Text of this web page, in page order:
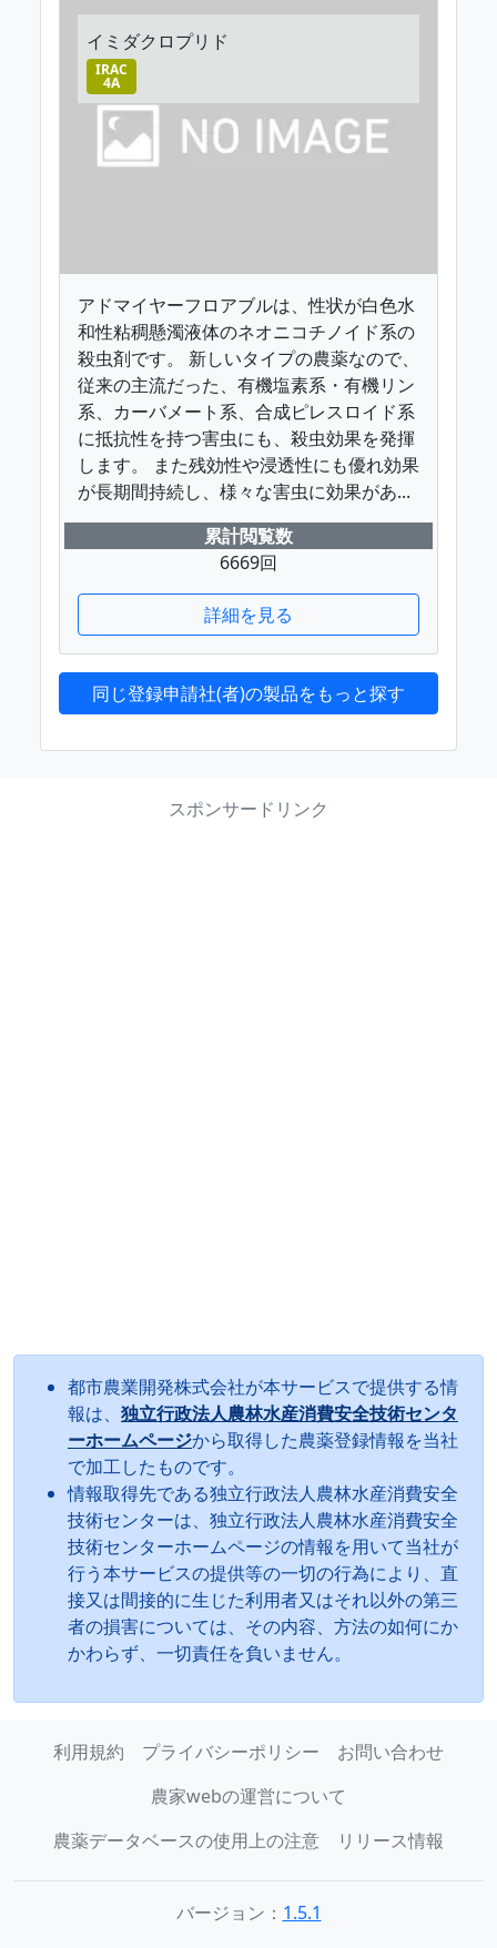
イミダクロプリド
IRAC
4A
アドマイヤーフロアブルは、性状が白色水
和性粘稠懸濁液体のネオニコチノイド系の
殺虫剤です。 新しいタイプの農薬なので、
従来の主流だった、有機塩素系・有機リン
系、カーバメート系、合成ピレスロイド系
に抵抗性を持つ害虫にも、殺虫効果を発揮
します。 また残効性や浸透性にも優れ効果
が長期間持続し、様々な害虫に効果があ...
累計閲覧数
6669回
詳細を見る
同じ登録申請社(者)の製品をもっと探す
スポンサードリンク
都市農業開発株式会社が本サービスで提供する情
報は、 独立行政法人農林水産消費安全技術センタ
ーホームページから取得した農薬登録情報を当社
で加工したものです。
情報取得先である独立行政法人農林水産消費安全
技術センターは、独立行政法人農林水産消費安全
技術センターホームページの情報を用いて当社が
行う本サービスの提供等の一切の行為により、直
接又は間接的に生じた利用者又はそれ以外の第三
者の損害については、その内容、方法の如何にか
かわらず、一切責任を負いません。
利用規約 プライバシーポリシー
お問い合わせ
農家webの運営について
農薬データベースの使用上の注意
リリース情報
バージョン： 1.5.1